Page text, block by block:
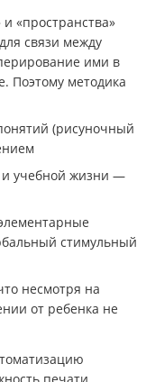
«пространства»
связи между
ими в
Поэтому методика
(рисуночный
и учебной жизни —
стимульный
несмотря на
от ребенка не